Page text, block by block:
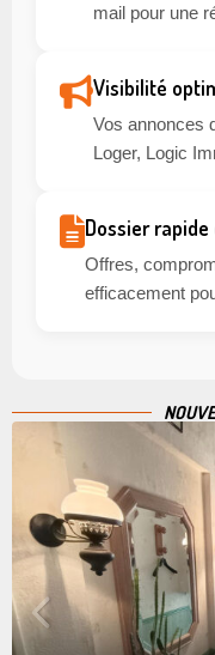
mail pour une
Visibilité
Vos annonces
Loger, Logic
Dossier
Offres,
efficacement